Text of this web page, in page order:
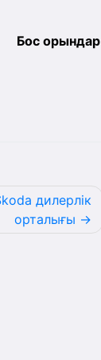
Бос орындар
дилерлік
орталығы